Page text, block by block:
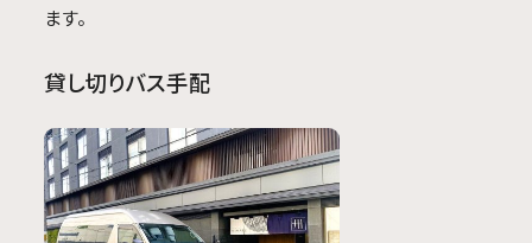
ます。
貸し切りバス手配